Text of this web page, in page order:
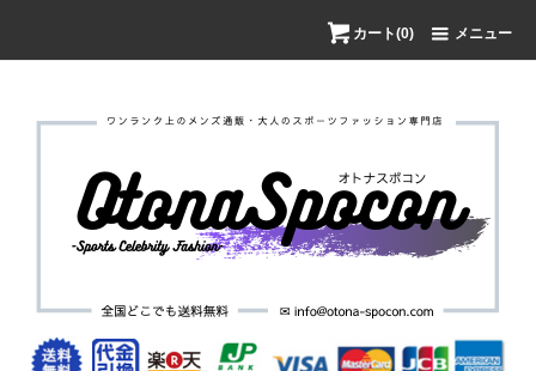
カート(0) メニュー